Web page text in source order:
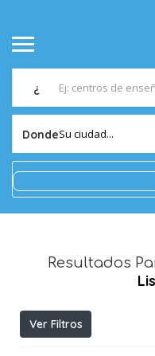
¿
DondeSu ciudad...
Resultados
Ver Filtros